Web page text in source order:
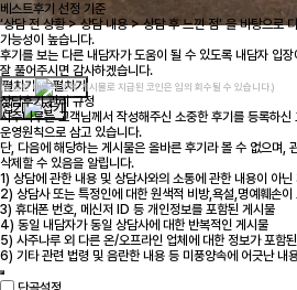
펼치기
접기
베스트후기 선정 기준
‘상담 전 상황 > 상담 내용 > 상담 후 느낀 점’ 을 바탕으로
가능성이 높습니다.
후기를 보는 다른 내담자가 도움이 될 수 있도록 내담자 입장
잘 풀어주시면 감사하겠습니다.
(동일한 내용의 반복 게시물로 지급된 코인은 임의 회수될 수 있습니다.)
상담후기 관리 규정
사주나루는 고객님께서 작성해주신 소중한 후기를 등록하
운영원칙으로 삼고 있습니다.
단, 다음에 해당하는 게시물은 올바른 후기라 볼 수 없으며,
삭제할 수 있음을 알립니다.
1) 상담에 관한 내용 및 상담사와의 소통에 관한 내용이 아닌
2) 상담사 또는 특정인에 대한 원색적 비방,욕설,명예훼손이
3) 휴대폰 번호, 메신저 ID 등 개인정보를 포함된 게시물
4) 동일 내담자가 동일 상담사에 대한 반복적인 게시물
5) 사주나루 외 다른 온/오프라인 업체에 대한 정보가 포함
6) 기타 관련 법령 및 음란한 내용 등 미풍양속에 어긋난 내